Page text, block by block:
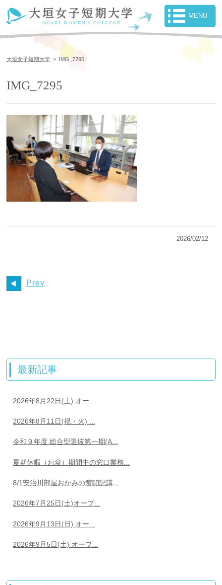
大垣女子短期大学 > IMG_7295
IMG_7295
2026/02/12
Prev
最新記事
2026年8月22日(土) オー...
2026年8月11日(祝・火) ...
令和９年度 総合型選抜第一期(A...
夏期休暇（お盆）期間中の窓口業務...
8/1安治川部屋おかみの奮闘記講...
2026年7月25日(土)オープ...
2026年9月13日(日) オー...
2026年9月5日(土) オープ...